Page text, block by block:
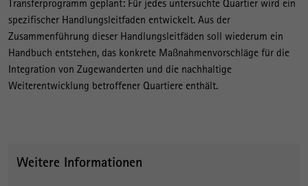
Transferprogramm geplant: Für jedes untersuchte Quartier wird ein
spezifischer Handlungsleitfaden entwickelt. Aus der
Zusammenführung dieser Handlungsleitfäden soll wiederum ein
Handbuch entstehen, das konkrete Maßnahmenvorschläge für die
Integration von Zugewanderten und die nachhaltige
Weiterentwicklung betroffener Quartiere enthält.
Weitere Informationen